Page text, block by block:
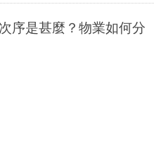
序是甚麼？物業如何分